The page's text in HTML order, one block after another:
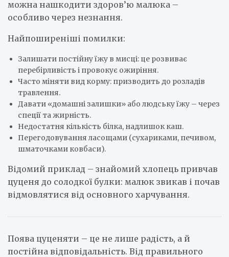
можна нашкодити здоров’ю малюка –
особливо через незнання.
Найпоширеніші помилки:
Залишати постійну їжу в мисці: це розвиває
перебірливість і провокує ожиріння.
Часто міняти вид корму: призводить до розладів
травлення.
Давати «домашні залишки» або людську їжу – через
спеції та жирність.
Недостатня кількість білка, надлишок каш.
Перегодовування ласощами (сухариками, печивом,
шматочками ковбаси).
Відомий приклад – знайомий хлопець привчав
цуценя до солодкої булки: малюк звикав і почав
відмовлятися від основного харчування.
Поява цуценяти – це не лише радість, а й
постійна відповідальність. Від правильного